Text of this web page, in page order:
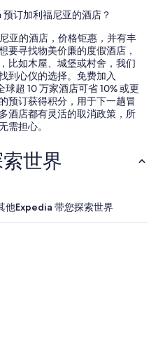
订加利福尼亚的酒店？
亚的酒店，价格钜惠，并有丰
要寻找物美价廉的度假酒店，
比如木屋、城堡或村舍，我们
到心仪的选择。免费加入
超 10 万家酒店可省 10% 或更
预订获得积分，用于下一趟冒
酒店都有灵活的取消政策，所
需担心。
世界
他Expedia 带您探索世界